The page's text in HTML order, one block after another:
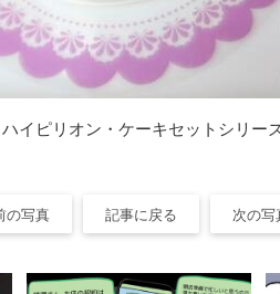
イピリオン・ケーキセットシリー
の写真 記事に戻る 次の写